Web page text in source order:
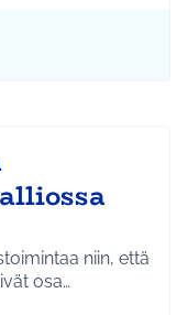
niin, että
osa…